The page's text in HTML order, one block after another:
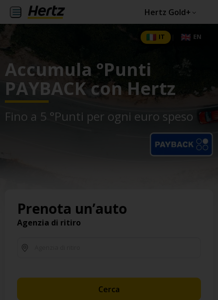
Hertz Gold+
Accumula °Punti
PAYBACK con Hertz
Fino a 5 °Punti per ogni euro speso
IT EN
Prenota un’auto
Agenzia di ritiro
Cerca